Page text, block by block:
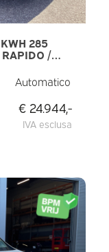
285
RAPIDO /
/ 3 POSTI /
Automatico
€ 24.944,-
IVA esclusa